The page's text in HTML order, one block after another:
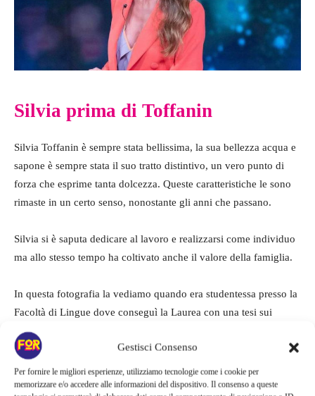
Gestisci Consenso
Per fornire le migliori esperienze, utilizziamo tecnologie come i cookie per
memorizzare e/o accedere alle informazioni del dispositivo. Il consenso a queste
Silvia prima di Toffanin
Silvia Toffanin è sempre stata bellissima, la sua bellezza acqua e
sapone è sempre stata il suo tratto distintivo, un vero punto di
forza che esprime tanta dolcezza. Queste caratteristiche le sono
rimaste in un certo senso, nonostante gli anni che passano.
Silvia si è saputa dedicare al lavoro e realizzarsi come individuo
ma allo stesso tempo ha coltivato anche il valore della famiglia.
In questa fotografia la vediamo quando era studentessa presso la
Facoltà di Lingue dove conseguì la Laurea con una tesi sui
telefilm americani per adolescenti
I suoi studi quindi erano già allora in gran parte concentrati sullo
spettacolo e in particolare sul mondo della televisione che come